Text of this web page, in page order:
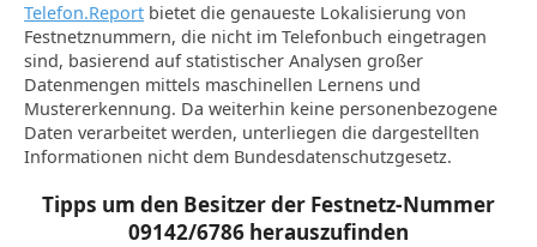
Telefon.Report bietet die genaueste Lokalisierung von
Festnetznummern, die nicht im Telefonbuch eingetragen
sind, basierend auf statistischer Analysen großer
Datenmengen mittels maschinellen Lernens und
Mustererkennung. Da weiterhin keine personenbezogene
Daten verarbeitet werden, unterliegen die dargestellten
Informationen nicht dem Bundesdatenschutzgesetz.
Tipps um den Besitzer der Festnetz-Nummer
09142/6786 herauszufinden